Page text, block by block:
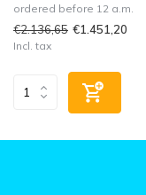
ordered before 12 a.m.
€2.136,65 €1.451,20
Incl. tax